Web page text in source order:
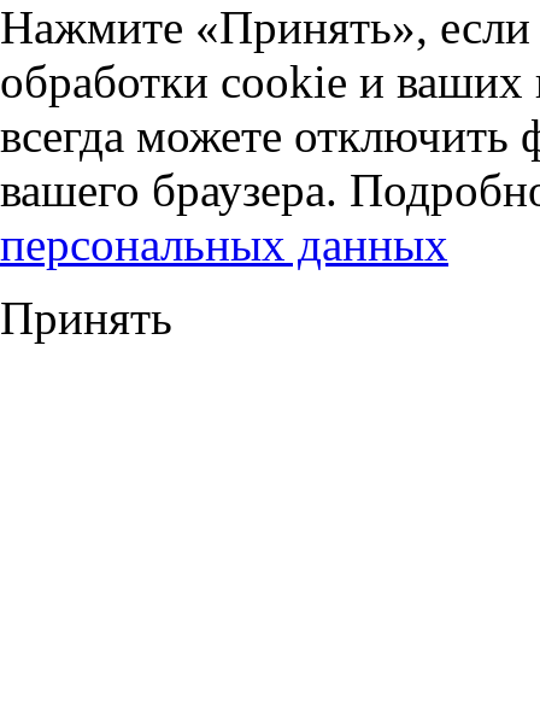
Нажмите «Принять», если
обработки cookie и
всегда можете отключить
вашего браузера.
персональных данных
Принять